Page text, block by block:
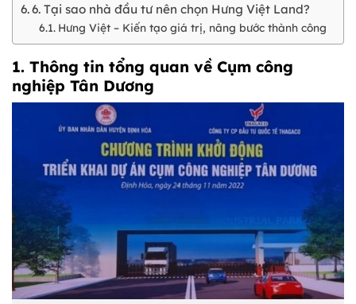
6. Tại sao nhà đầu tư nên chọn Hưng Việt Land?
Hưng Việt – Kiến tạo giá trị, nâng bước thành công
1. Thông tin tổng quan về Cụm công
nghiệp Tân Dương